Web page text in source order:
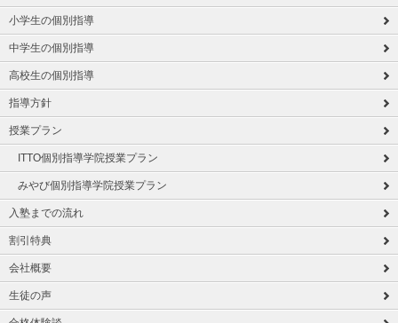
小学生の個別指導
中学生の個別指導
高校生の個別指導
指導方針
授業プラン
ITTO個別指導学院授業プラン
みやび個別指導学院授業プラン
入塾までの流れ
割引特典
会社概要
生徒の声